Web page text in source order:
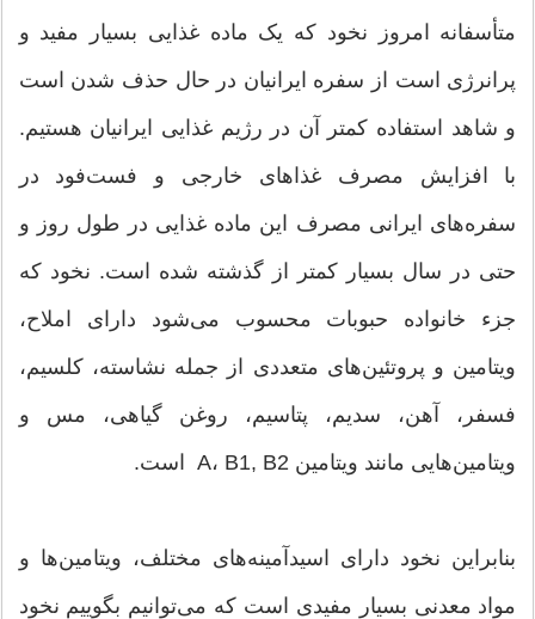
متأسفانه امروز نخود که یک ماده غذایی بسیار مفید و
پرانرژی است از سفره ایرانیان در حال حذف شدن است
و شاهد استفاده کمتر آن در رژیم غذایی ایرانیان هستیم.
با افزایش مصرف غذاهای خارجی و فست‌فود در
سفره‌های ایرانی مصرف این ماده غذایی در طول روز و
حتی در سال بسیار کمتر از گذشته شده است. نخود که
جزء خانواده حبوبات محسوب می‌شود دارای املاح،
ویتامین و پروتئین‌های متعددی از جمله نشاسته، کلسیم،
فسفر، آهن، سدیم، پتاسیم، روغن گیاهی، مس و
ویتامین‌هایی مانند ویتامین A، B1, B2 است.
بنابراین نخود دارای اسیدآمینه‌های مختلف، ویتامین‌ها و
مواد معدنی بسیار مفیدی است که می‌توانیم بگوییم نخود